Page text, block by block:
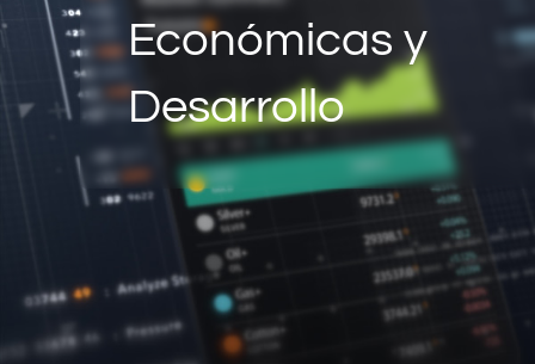
Económicas y
Desarrollo